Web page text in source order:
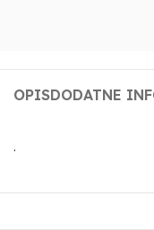
OPISDODATNE
.